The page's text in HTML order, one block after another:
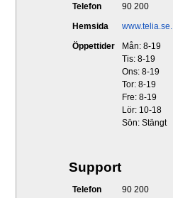
Telefon
90 200
Hemsida
www.telia.se...
Öppettider
Mån: 8-19
Tis: 8-19
Ons: 8-19
Tor: 8-19
Fre: 8-19
Lör: 10-18
Sön: Stängt
Support
Telefon
90 200